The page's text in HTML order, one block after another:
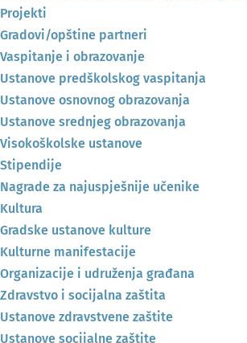
Projekti
Gradovi/opštine partneri
Vaspitanje i obrazovanje
Ustanove predškolskog vaspitanja
Ustanove osnovnog obrazovanja
Ustanove srednjeg obrazovanja
Visokoškolske ustanove
Stipendije
Nagrade za najuspješnije učenike
Kultura
Gradske ustanove kulture
Kulturne manifestacije
Organizacije i udruženja građana
Zdravstvo i socijalna zaštita
Ustanove zdravstvene zaštite
Ustanove socijalne zaštite